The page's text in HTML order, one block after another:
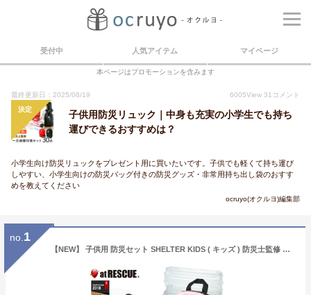
受付中 人気アイテム マイページ
本ページはプロモーションを含みます
最終更新日：2025/08/19 6005View 31 コメント
決定
子供用防災リュック｜中身も充実の小学生でも持ち
運びできるおすすめは？
小学生向け防災リュックをプレゼント用に買いたいです。子供でも軽くて持ち運び
しやすい、小学生向けの防災バッグ付きの防災グッズ・非常用持ち出し袋のおすす
めを教えてください
ocruyo(オクルヨ)編集部
no. 1
【NEW】 子供用 防災セット SHELTER KIDS ( キッズ ) 防災士監修 【レビュープレゼント実施中】 子供 防災セット キッズ 子供 震災 孫 こども 防災グッズ 防災用品 ラピタ 子ども用 防災リュック 個人 震災・有事への備え お孫さんに 子供 男の子用 女の子用